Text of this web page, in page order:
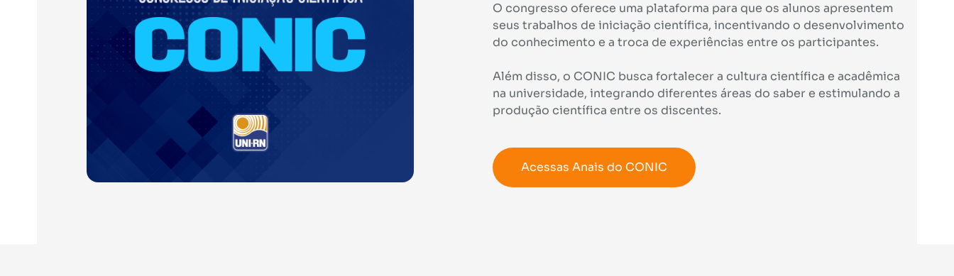
O congresso oferece uma plataforma para que os alunos apresentem
seus trabalhos de iniciação científica, incentivando o desenvolvimento
do conhecimento e a troca de experiências entre os participantes.
Além disso, o CONIC busca fortalecer a cultura científica e acadêmica
na universidade, integrando diferentes áreas do saber e estimulando a
produção científica entre os discentes.
Acessas Anais do CONIC